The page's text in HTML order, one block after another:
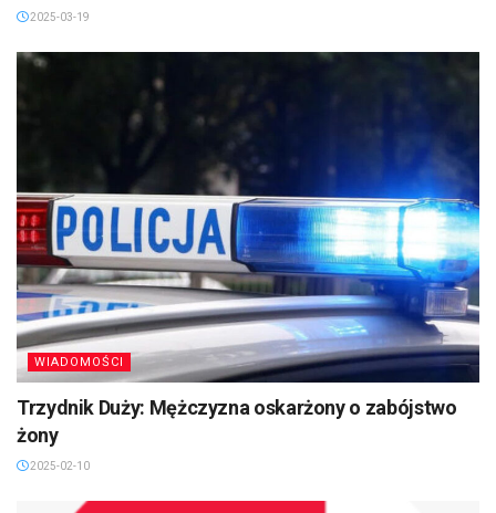
2025-03-19
WIADOMOŚCI
Trzydnik Duży: Mężczyzna oskarżony o zabójstwo
żony
2025-02-10